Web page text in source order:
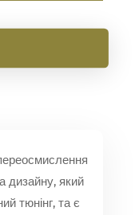
дизайну, який
тюнінг, та є